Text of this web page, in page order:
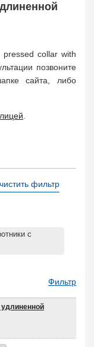
pressed collar with
позвоните
сайта, либо
фильтр
с
Фильтр